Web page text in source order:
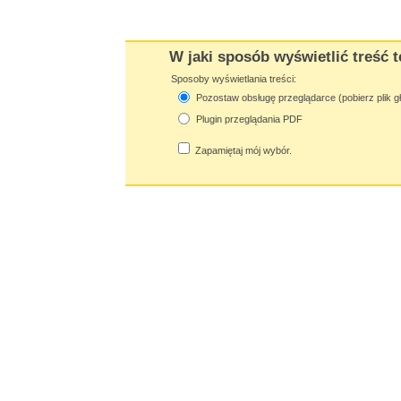
W jaki sposób wyświetlić treść
Sposoby wyświetlania treści:
Pozostaw obsługę przeglądarce (pobierz plik
Plugin przeglądania PDF
Zapamiętaj mój wybór.